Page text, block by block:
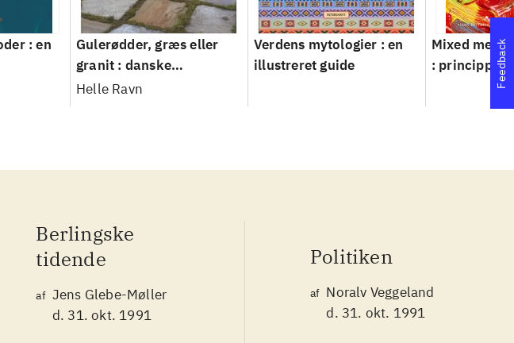
: en
Gulerødder, græs eller
granit : danske
parcelhushaver 1950-
Helle Ravn
Verdens mytologier : en
illustreret guide
Mixed
: principper
Berlingske
tidende
af Jens Glebe-Møller
d. 31. okt. 1991
Politiken
af Noralv Veggeland
d. 31. okt. 1991
Feedback